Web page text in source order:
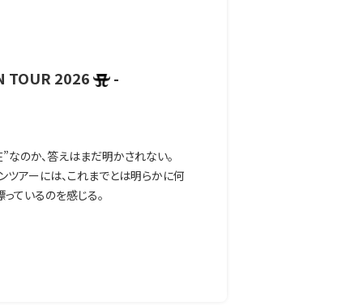
TOUR 2026 -
のか、答えはまだ明かされない。
アーには、これまでとは明らかに何
ているのを感じる。